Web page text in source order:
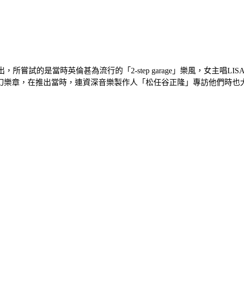
，所嘗試的是當時英倫甚為流行的「2-step garage」樂風，女主唱
章，在推出當時，連資深音樂製作人「松任谷正隆」專訪他們時